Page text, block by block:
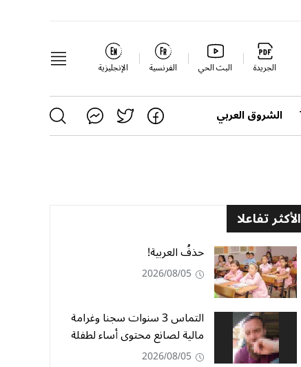
الجريدة البث الحي الفرنسية الإنجليزية
الشروق العربي
الأكثر تفاعلا
حذفُ العربية!
2026/08/05
التماس 3 سنوات سجنا وغرامة
مالية لصانع محتوى أساء لطفلة
2026/08/05